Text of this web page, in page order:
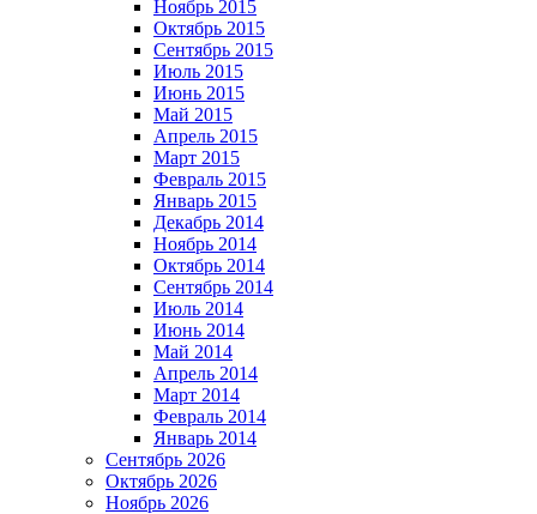
Ноябрь 2015
Октябрь 2015
Сентябрь 2015
Июль 2015
Июнь 2015
Май 2015
Апрель 2015
Март 2015
Февраль 2015
Январь 2015
Декабрь 2014
Ноябрь 2014
Октябрь 2014
Сентябрь 2014
Июль 2014
Июнь 2014
Май 2014
Апрель 2014
Март 2014
Февраль 2014
Январь 2014
Сентябрь 2026
Октябрь 2026
Ноябрь 2026